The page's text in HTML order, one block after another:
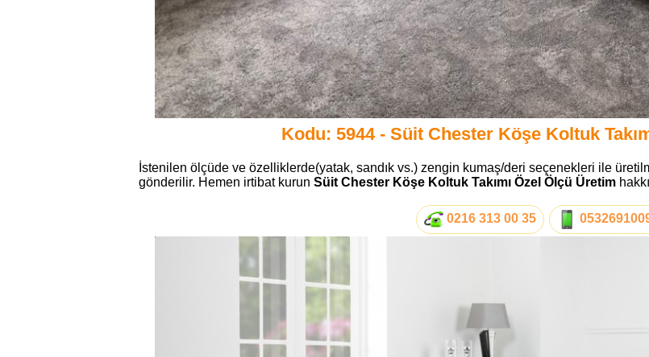
Kodu: 5944 - Süit Chester Köşe Koltuk
İstenilen ölçüde ve özelliklerde(yatak, sandık vs.) zengin kumaş/deri seçenekleri ile
gönderilir. Hemen irtibat kurun Süit Chester Köşe Koltuk Takımı Özel Ölçü Üretim
0216 313 00 35